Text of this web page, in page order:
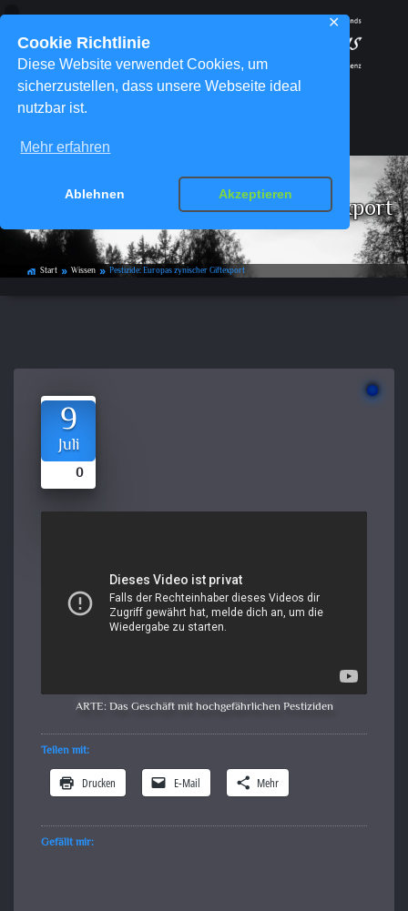
Cookie Richtlinie
Diese Website verwendet Cookies, um
sicherzustellen, dass unsere Webseite ideal
nutzbar ist.
Mehr erfahren
Ablehnen Akzeptieren
✕
Pestizide: Europas zynischer Giftexport
home_work Start double_arrow Wissen double_arrow Pestizide: Europas zynischer Giftexport
9
Juli
0
ARTE: Das Geschäft mit hochgefährlichen Pestiziden
Teilen mit:
Drucken E-Mail Mehr
Gefällt mir: